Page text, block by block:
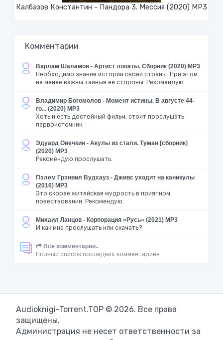
Калбазов Константин - Пандора 3. Мессия (2020) MP3
Комментарии
Варлам Шаламов - Артист лопаты. Сборник (2020) MP3
Необходимо знание истории своей страны. При этом
не менее важны тайные её стороны. Рекомендую
Владимир Богомолов - Момент истины. В августе 44-
го... (2020) MP3
Хоть и есть достойный фильм, стоит прослушать
первоисточник.
Эдуард Овечкин - Акулы из стали. Туман [сборник]
(2020) MP3
Рекомендую прослушать.
Пэлем Грэнвил Вудхауз - Дживс уходит на каникулы
(2016) MP3
Это скорее житейская мудрость в приятном
повествовании. Рекомендую.
Михаил Ланцов - Корпорация «Русь» (2021) MP3
И как мне прослушать или скачать?
Все комментарии..
Полный список последних комментариев
Audioknigi-Torrent.TOP © 2026. Все права
защищены.
Администрация не несет ответственности за